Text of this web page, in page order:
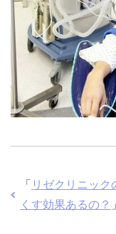
「 リゼクリニッ
くす効果あるの？ 」